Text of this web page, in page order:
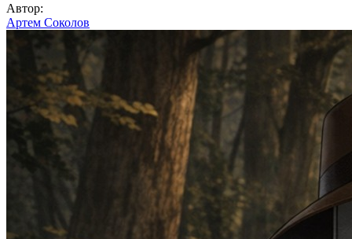
Автор:
Артем Соколов